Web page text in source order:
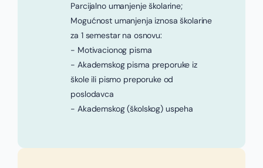
Parcijalno umanjenje školarine;
Mogućnost umanjenja iznosa školarine
za 1 semestar na osnovu:
- Motivacionog pisma
- Akademskog pisma preporuke iz
škole ili pismo preporuke od
poslodavca
- Akademskog (školskog) uspeha